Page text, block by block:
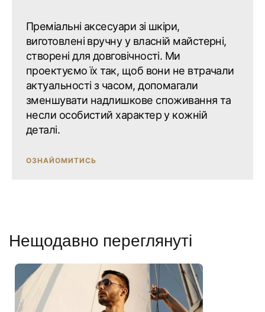
Преміальні аксесуари зі шкіри,
виготовлені вручну у власній майстерні,
створені для довговічності. Ми
проектуємо їх так, щоб вони не втрачали
актуальності з часом, допомагали
зменшувати надлишкове споживання та
несли особистий характер у кожній
деталі.
ОЗНАЙОМИТИСЬ
Нещодавно переглянуті